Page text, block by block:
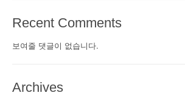
Recent Comments
보여줄 댓글이 없습니다.
Archives